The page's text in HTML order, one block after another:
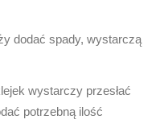
dodać spady, wystarczą
wystarczy przesłać
potrzebną ilość